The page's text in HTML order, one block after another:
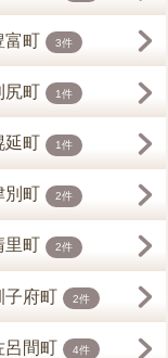
富町 3件
尻町 1件
延町 1件
別町 2件
里町 2件
子府町 2件
呂間町 4件